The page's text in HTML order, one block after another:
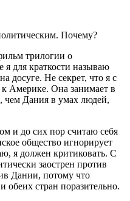
Почему?
трилогии о
для краткости называю
Не секрет, что я с
к Америке. Она занимает в
чем Дания в умах людей,
и до сих пор считаю себя
общество игнорирует
я должен критиковать. С
заострен против
Дании, потому что
обеих стран поразительно.